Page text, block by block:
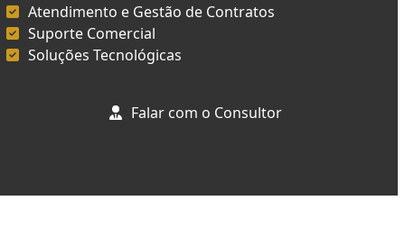
Atendimento e Gestão de Contratos
Suporte Comercial
Soluções Tecnológicas
Falar com o Consultor